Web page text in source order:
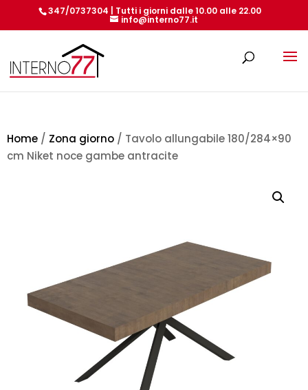
347/0737304 | Tutti i giorni dalle 10.00 alle 22.00
info@interno77.it
Home / Zona giorno / Tavolo allungabile 180/284×90
cm Niket noce gambe antracite